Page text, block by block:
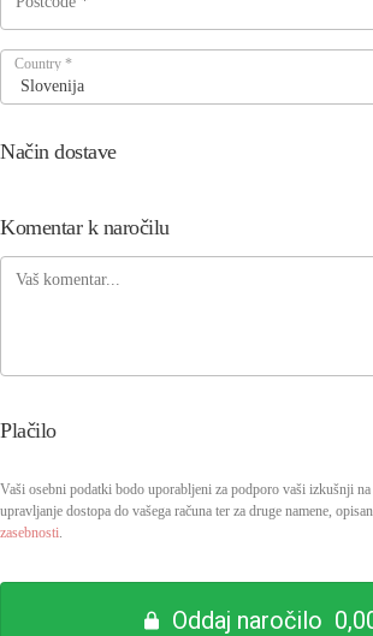
Country *
Način dostave
Komentar k naročilu
Plačilo
Vaši osebni podatki bodo uporabljeni za podporo vaši izkušnji na
upravljanje dostopa do vašega računa ter za druge namene,
zasebnosti.
Oddaj naročilo